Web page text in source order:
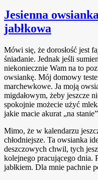
Jesienna
jabłkowa
Mówi się, że dorosłość jest
śniadanie. Jednak jeśli
niekoniecznie Wam na to
owsiankę. Mój domowy
marchewkowe. Ja moją
migdałowym, żeby jeszcze
spokojnie możecie użyć
jakie macie akurat „na
Mimo, że w kalendarzu
chłodniejsze. Ta owsianka
deszczowych chwil, tych
kolejnego pracującego dnia.
jabłkiem. Dla mnie pachnie